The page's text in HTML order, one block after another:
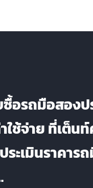
อรถมือสองป
ใช้จ่าย ที่เต็น
ระเมินราคา